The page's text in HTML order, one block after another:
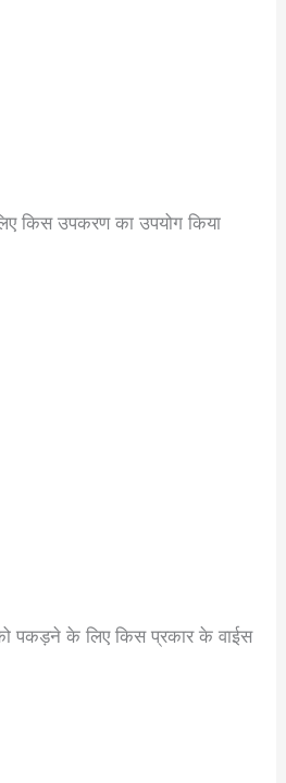
किस उपकरण का उपयोग किया
पकड़ने के लिए किस प्रकार के वाईस